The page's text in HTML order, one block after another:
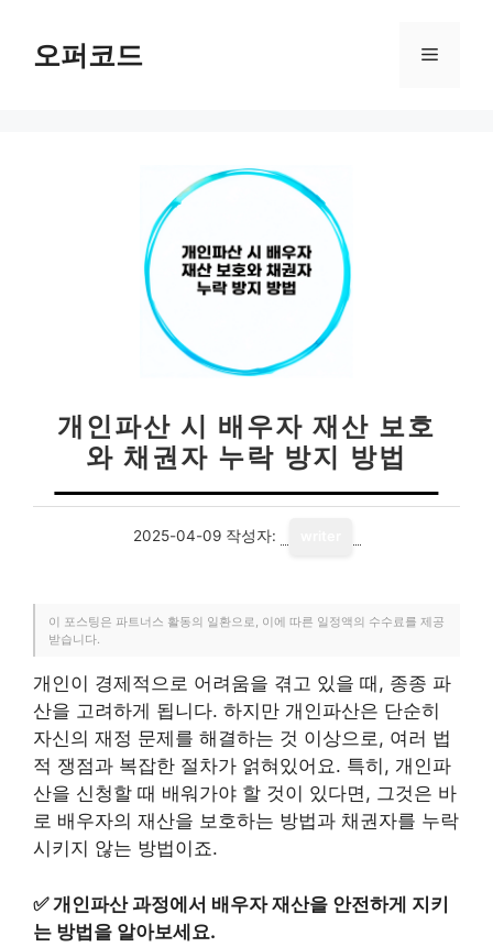
오퍼코드 메
개인파산 시 배우자 재산 보호
와 채권자 누락 방지 방법
2025-04-09 작성자:
이 포스팅은 파트너스 활동의 일환으로, 이에 따른 일정액의 수수료를 제공
받습니다.
개인이 경제적으로 어려움을 겪고 있을 때, 종종 파
산을 고려하게 됩니다. 하지만 개인파산은 단순히
자신의 재정 문제를 해결하는 것 이상으로, 여러 법
적 쟁점과 복잡한 절차가 얽혀있어요. 특히, 개인파
산을 신청할 때 배워가야 할 것이 있다면, 그것은 바
로 배우자의 재산을 보호하는 방법과 채권자를 누락
시키지 않는 방법이죠.
✅개인파산 과정에서 배우자 재산을 안전하게 지키
는 방법을 알아보세요.